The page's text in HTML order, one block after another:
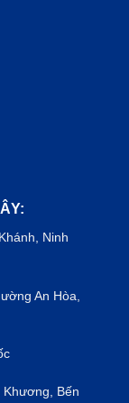
Ninh
An Hòa,
Khương, Bến